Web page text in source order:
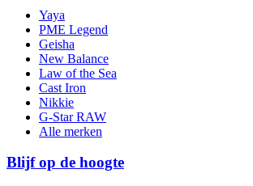
Yaya
PME Legend
Geisha
New Balance
Law of the Sea
Cast Iron
Nikkie
G-Star RAW
Alle merken
Blijf op de hoogte